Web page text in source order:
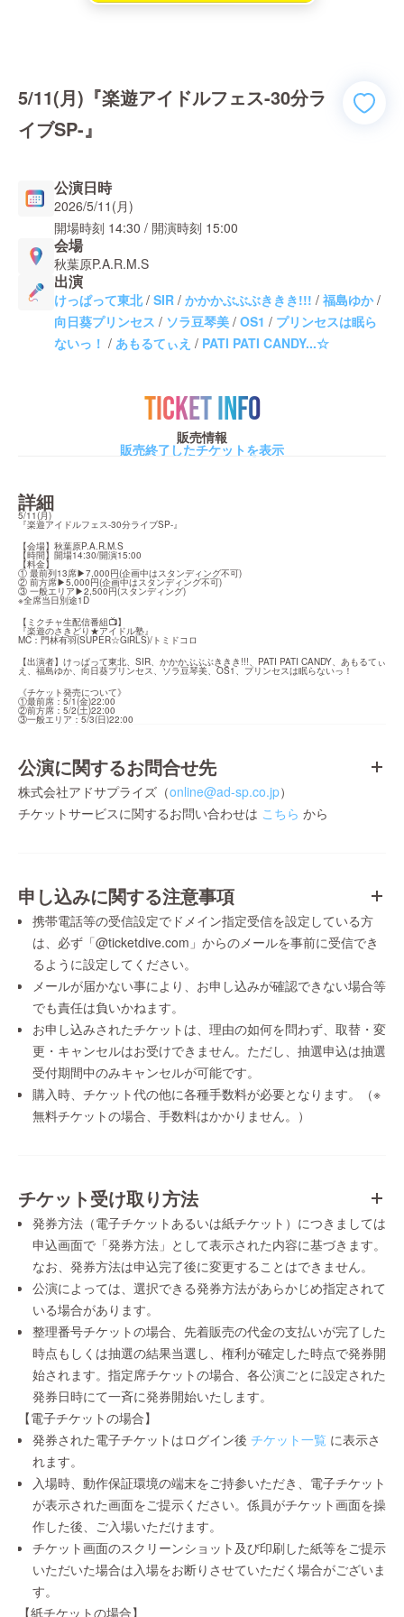
5/11(月)『楽遊アイドルフェス-30分ラ
イブSP-』
公演日時
2026/5/11(月)
開場時刻 14:30 / 開演時刻 15:00
会場
秋葉原P.A.R.M.S
出演
けっぱって東北/ SIR / かかかぶぶぶききき!!! / 福島ゆか/
向日葵プリンセス / ソラ豆琴美 / OS1 / プリンセスは眠ら
ないっ！ / あもるてぃえ / PATI PATI CANDY...☆
TICKET INFO
販売情報
販売終了したチケットを表示
詳細
5/11(月)
『楽遊アイドルフェス-30分ライブSP-』
【会場】秋葉原P.A.R.M.S
【時間】開場14:30/開演15:00
【料金】
① 最前列13席▶7,000円(企画中はスタンディング不可)
② 前方席▶5,000円(企画中はスタンディング不可)
③ 一般エリア▶2,500円(スタンディング)
※全席当日別途1D
【ミクチャ生配信番組📺】
『楽遊のさきどり★アイドル塾』
MC：門林有羽(SUPER☆GiRLS)/トミドコロ
【出演者】けっぱって東北、SIR、かかかぶぶぶききき!!!、PATI PATI CANDY、あもるてぃ
え、福島ゆか、向日葵プリンセス、ソラ豆琴美、OS1、プリンセスは眠らないっ！
《チケット発売について》
①最前席：5/1(金)22:00
②前方席：5/2(土)22:00
③一般エリア：5/3(日)22:00
公演に関するお問合せ先
株式会社アドサプライズ（online@ad-sp.co.jp）
チケットサービスに関するお問い合わせは こちら から
申し込みに関する注意事項
携帯電話等の受信設定でドメイン指定受信を設定している方
は、必ず「@ticketdive.com」からのメールを事前に受信でき
るように設定してください。
メールが届かない事により、お申し込みが確認できない場合等
でも責任は負いかねます。
お申し込みされたチケットは、理由の如何を問わず、取替・変
更・キャンセルはお受けできません。ただし、抽選申込は抽選
受付期間中のみキャンセルが可能です。
購入時、チケット代の他に各種手数料が必要となります。（※
無料チケットの場合、手数料はかかりません。）
チケット受け取り方法
発券方法（電子チケットあるいは紙チケット）につきましては
申込画面で「発券方法」として表示された内容に基づきます。
なお、発券方法は申込完了後に変更することはできません。
公演によっては、選択できる発券方法があらかじめ指定されて
いる場合があります。
整理番号チケットの場合、先着販売の代金の支払いが完了した
時点もしくは抽選の結果当選し、権利が確定した時点で発券開
始されます。指定席チケットの場合、各公演ごとに設定された
発券日時にて一斉に発券開始いたします。
【電子チケットの場合】
発券された電子チケットはログイン後 チケット一覧 に表示さ
れます。
入場時、動作保証環境の端末をご持参いただき、電子チケット
が表示された画面をご提示ください。係員がチケット画面を操
作した後、ご入場いただけます。
チケット画面のスクリーンショット及び印刷した紙等をご提示
いただいた場合は入場をお断りさせていただく場合がございま
す。
【紙チケットの場合】